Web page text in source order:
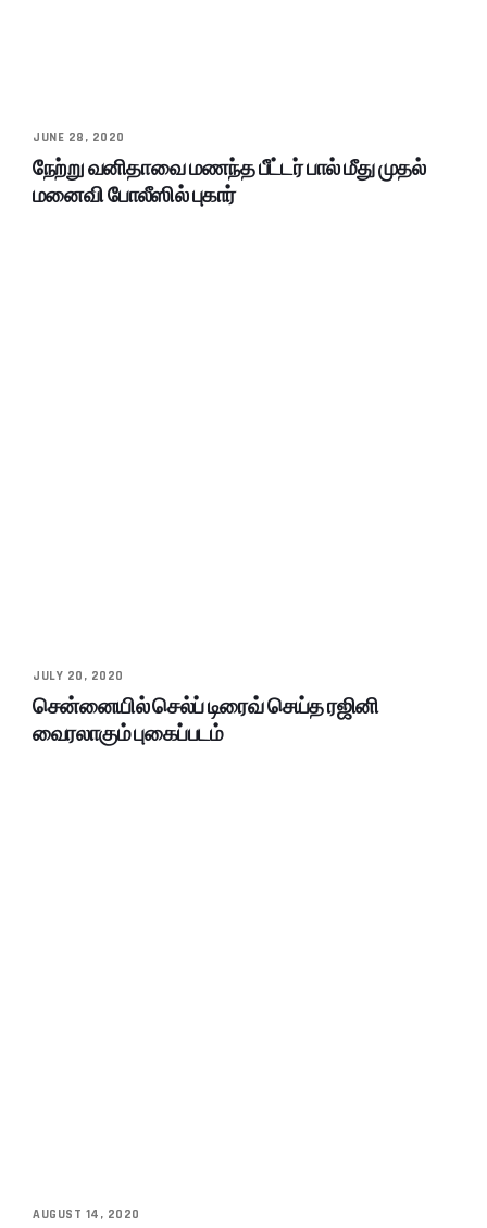
JUNE 28, 2020
நேற்று வனிதாவை மணந்த பீட்டர் பால் மீது முதல்
மனைவி போலீஸில் புகார்
JULY 20, 2020
சென்னையில் செல்ப் டிரைவ் செய்த ரஜினி
வைரலாகும் புகைப்படம்
AUGUST 14, 2020